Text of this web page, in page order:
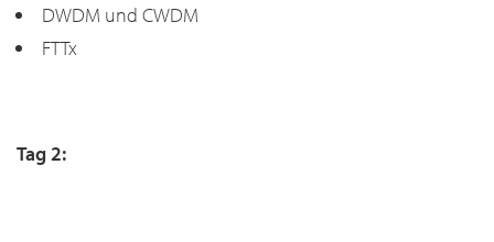
DWDM und CWDM
FTTx
Tag 2: